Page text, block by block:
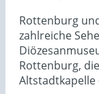
Rottenburg
zahlreiche
Rottenburg,
Altstadtkapelle